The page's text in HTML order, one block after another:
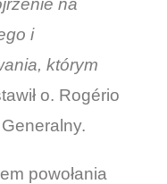
na
i
którym
o. Rogério
powołania